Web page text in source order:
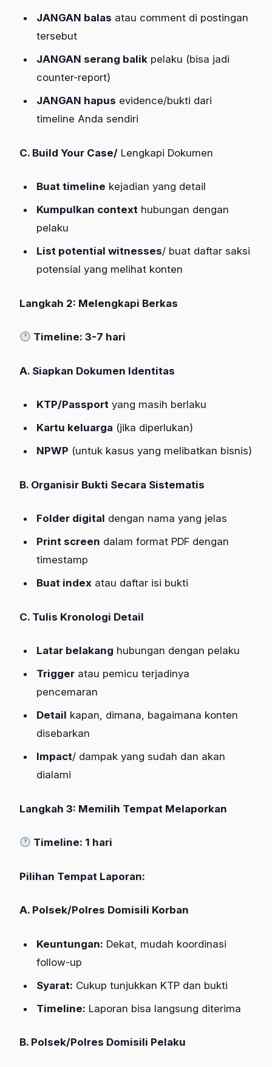
JANGAN balas atau comment di postingan
tersebut
JANGAN serang balik pelaku (bisa jadi
counter-report)
JANGAN hapus evidence/bukti dari
timeline Anda sendiri
C. Build Your Case/ Lengkapi Dokumen
Buat timeline kejadian yang detail
Kumpulkan context hubungan dengan
pelaku
List potential witnesses/ buat daftar saksi
potensial yang melihat konten
Langkah 2: Melengkapi Berkas
Timeline: 3-7 hari
A. Siapkan Dokumen Identitas
KTP/Passport yang masih berlaku
Kartu keluarga (jika diperlukan)
NPWP (untuk kasus yang melibatkan bisnis)
B. Organisir Bukti Secara Sistematis
Folder digital dengan nama yang jelas
Print screen dalam format PDF dengan
timestamp
Buat index atau daftar isi bukti
C. Tulis Kronologi Detail
Latar belakang hubungan dengan pelaku
Trigger atau pemicu terjadinya
pencemaran
Detail kapan, dimana, bagaimana konten
disebarkan
Impact/ dampak yang sudah dan akan
dialami
Langkah 3: Memilih Tempat Melaporkan
Timeline: 1 hari
Pilihan Tempat Laporan:
A. Polsek/Polres Domisili Korban
Keuntungan: Dekat, mudah koordinasi
follow-up
Syarat: Cukup tunjukkan KTP dan bukti
Timeline: Laporan bisa langsung diterima
B. Polsek/Polres Domisili Pelaku